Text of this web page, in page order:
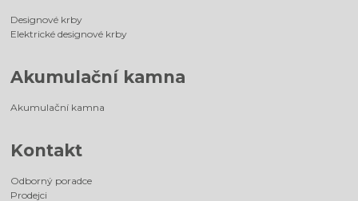
Designové krby
Elektrické designové krby
Akumulační kamna
Akumulační kamna
Kontakt
Odborný poradce
Prodejci